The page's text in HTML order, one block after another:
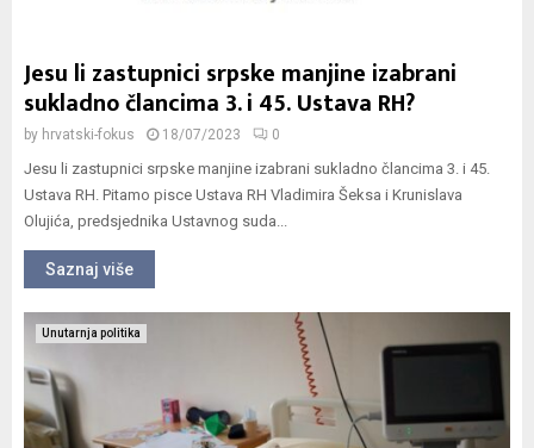
Jesu li zastupnici srpske manjine izabrani
sukladno člancima 3. i 45. Ustava RH?
by hrvatski-fokus 18/07/2023 0
Jesu li zastupnici srpske manjine izabrani sukladno člancima 3. i 45.
Ustava RH. Pitamo pisce Ustava RH Vladimira Šeksa i Krunislava
Olujića, predsjednika Ustavnog suda...
Saznaj više
Unutarnja politika